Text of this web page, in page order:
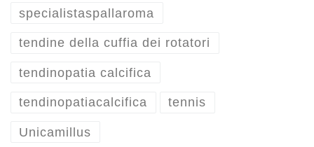
specialistaspallaroma
tendine della cuffia dei rotatori
tendinopatia calcifica
tendinopatiacalcifica tennis
Unicamillus